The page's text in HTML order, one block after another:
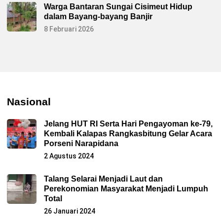
Warga Bantaran Sungai Cisimeut Hidup
dalam Bayang-bayang Banjir
8 Februari 2026
Nasional
Jelang HUT RI Serta Hari Pengayoman ke-79,
Kembali Kalapas Rangkasbitung Gelar Acara
Porseni Narapidana
2 Agustus 2024
Talang Selarai Menjadi Laut dan
Perekonomian Masyarakat Menjadi Lumpuh
Total
26 Januari 2024